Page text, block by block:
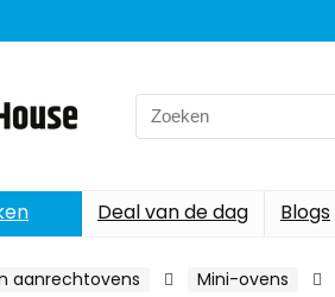
Search
for:
Deal van de dag Blogs
aanrechtovens Mini-ovens